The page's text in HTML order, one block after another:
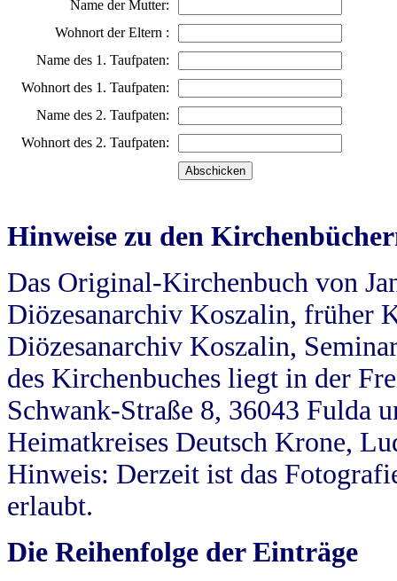
Name der Mutter:
Wohnort der Eltern :
Name des 1. Taufpaten:
Wohnort des 1. Taufpaten:
Name des 2. Taufpaten:
Wohnort des 2. Taufpaten:
Hinweise zu den
Das Original-Kirchenbuch von
Diözesanarchiv Koszalin, früher
Diözesanarchiv Koszalin,
des Kirchenbuches liegt in der
Schwank-Straße 8, 36043 Fulda
Heimatkreises Deutsch Krone,
Hinweis: Derzeit ist das
erlaubt.
Die Reihenfolge der Einträge